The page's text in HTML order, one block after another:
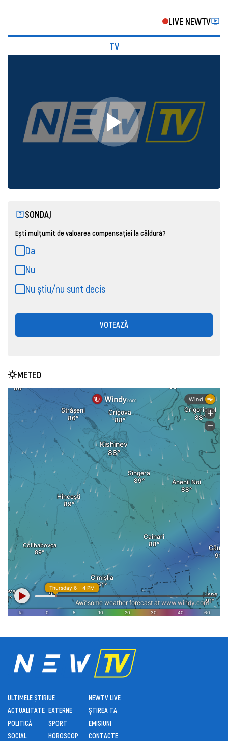
LIVE NEWTV
TV
SONDAJ
Ești mulțumit de valoarea compensației la căldură?
Da
Nu
Nu știu/nu sunt decis
VOTEAZĂ
METEO
ULTIMELE ȘTIRI
ACTUALITATE
POLITICĂ
SOCIAL
UE
EXTERNE
SPORT
HOROSCOP
NEWTV LIVE
ȘTIREA TA
EMISIUNI
CONTACTE